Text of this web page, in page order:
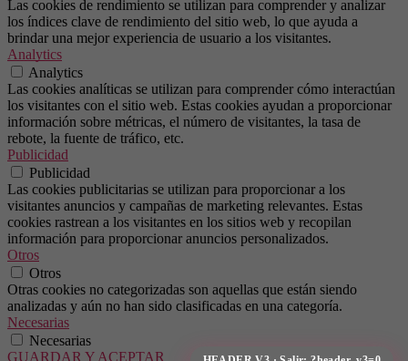
Las cookies de rendimiento se utilizan para comprender y analizar
los índices clave de rendimiento del sitio web, lo que ayuda a
brindar una mejor experiencia de usuario a los visitantes.
Analytics
Analytics
Las cookies analíticas se utilizan para comprender cómo interactúan
los visitantes con el sitio web. Estas cookies ayudan a proporcionar
información sobre métricas, el número de visitantes, la tasa de
rebote, la fuente de tráfico, etc.
Publicidad
Publicidad
Las cookies publicitarias se utilizan para proporcionar a los
visitantes anuncios y campañas de marketing relevantes. Estas
cookies rastrean a los visitantes en los sitios web y recopilan
información para proporcionar anuncios personalizados.
Otros
Otros
Otras cookies no categorizadas son aquellas que están siendo
analizadas y aún no han sido clasificadas en una categoría.
Necesarias
Necesarias
GUARDAR Y ACEPTAR